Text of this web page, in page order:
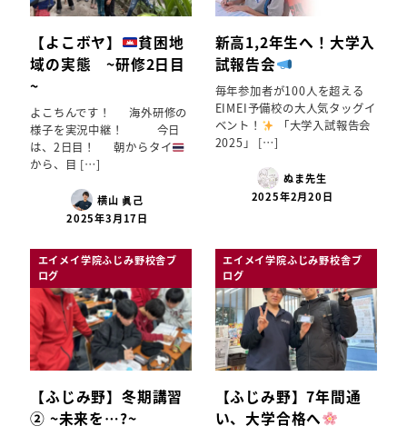
【よこボヤ】
貧困地
域の実態 ~研修2日目
~
よこちんです！ 海外研修の
様子を実況中継！ 今日
は、2日目！ 朝からタイ
から、目 […]
横山 眞己
2025年3月17日
新高1,2年生へ！大学入
試報告会
毎年参加者が100人を超える
EIMEI予備校の大人気タッグイ
ベント！
「大学入試報告会
2025」 […]
ぬま先生
2025年2月20日
エイメイ学院ふじみ野校舎ブ
ログ
【ふじみ野】冬期講習
② ~未来を…?~
エイメイ学院ふじみ野校舎ブ
ログ
【ふじみ野】7年間通
い、大学合格へ